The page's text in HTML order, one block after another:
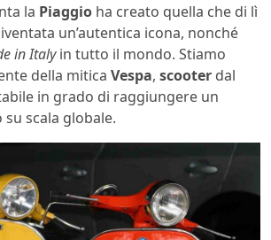
la Piaggio ha creato quella che di lì
un’autentica icona, nonché
in Italyin tutto il mondo. Stiamo
della mitica Vespa, scooter dal
in grado di raggiungere un
scala globale.